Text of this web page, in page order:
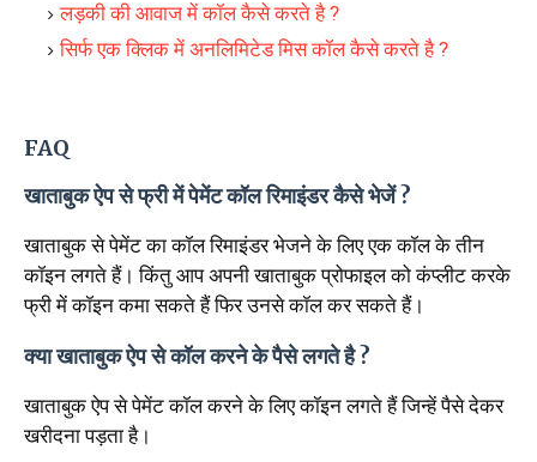
लड़की की आवाज में कॉल कैसे करते है ?
सिर्फ एक क्लिक में अनलिमिटेड मिस कॉल कैसे करते है ?
FAQ
खाताबुक ऐप से फ्री में पेमेंट कॉल रिमाइंडर कैसे भेजें ?
खाताबुक से पेमेंट का कॉल रिमाइंडर भेजने के लिए एक कॉल के तीन
कॉइन लगते हैं। किंतु आप अपनी खाताबुक प्रोफाइल को कंप्लीट करके
फ्री में कॉइन कमा सकते हैं फिर उनसे कॉल कर सकते हैं।
क्या खाताबुक ऐप से कॉल करने के पैसे लगते है ?
खाताबुक ऐप से पेमेंट कॉल करने के लिए कॉइन लगते हैं जिन्हें पैसे देकर
खरीदना पड़ता है।